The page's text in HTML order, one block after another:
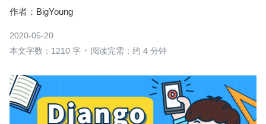
作者： BigYoung
2020-05-20
本文字数：1210 字
阅读完需：约 4 分钟